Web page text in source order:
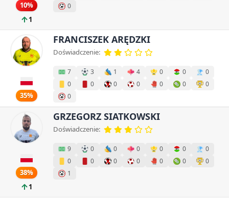
10%
1
0
35%
FRANCISZEK ARĘDZKI
Doświadczenie:
7 3 1 4 0 0
0
0
0 0 0 0 0
0
0
38%
1
GRZEGORZ SIATKOWSKI
Doświadczenie:
9 0 0 0 0 0
0
0
0 0 0 0 0
0
1